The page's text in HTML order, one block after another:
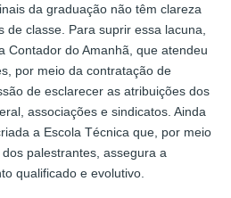
da graduação não têm clareza
classe. Para suprir essa lacuna,
Contador do Amanhã, que atendeu
por meio da contratação de
de esclarecer as atribuições dos
associações e sindicatos. Ainda
a Escola Técnica que, por meio
palestrantes, assegura a
qualificado e evolutivo.